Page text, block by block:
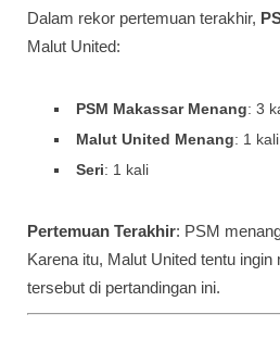
Dalam rekor pertemuan terakhir,
Malut United:
PSM Makassar Menang: 3
Malut United Menang: 1 kali
Seri: 1 kali
Pertemuan Terakhir: PSM
Karena itu, Malut United tentu
tersebut di pertandingan ini.